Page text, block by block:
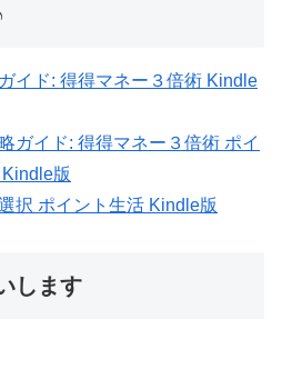
イド: 得得マネー３倍術 Kindle
ガイド: 得得マネー３倍術 ポイ
版
択 ポイント生活 Kindle版
します